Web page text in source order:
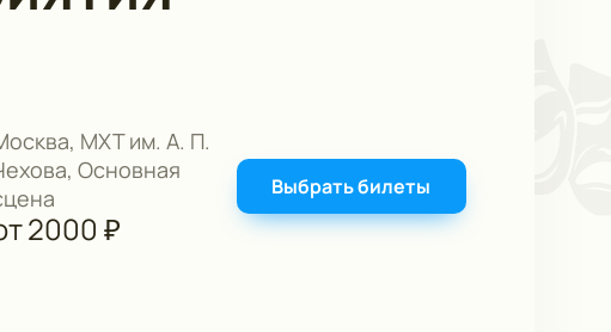
МХТ им. А. П.
Основная
2000 ₽
Выбрать билеты